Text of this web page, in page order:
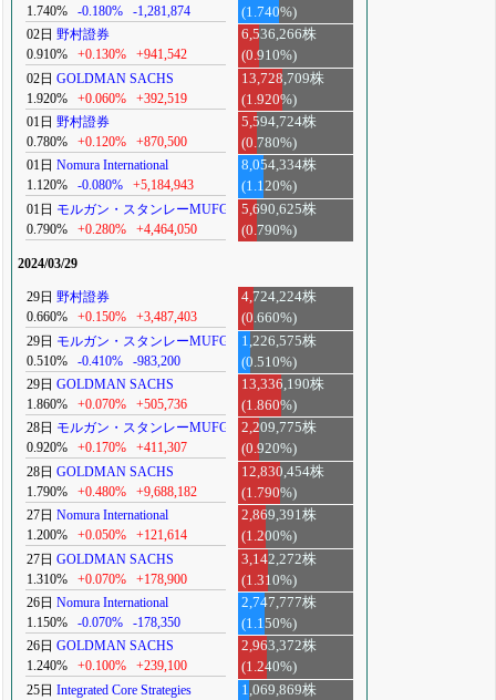
1.740%
-0.180% -1,281,874
(1.740%)
02日 野村證券
0.910%
+0.130% +941,542
6,536,266株
(0.910%)
02日 GOLDMAN SACHS
1.920%
+0.060% +392,519
13,728,709株
(1.920%)
01日 野村證券
0.780%
+0.120% +870,500
5,594,724株
(0.780%)
01日 Nomura International
1.120%
-0.080% +5,184,943
8,054,334株
(1.120%)
01日 モルガン・スタンレーMUFG
0.790%
+0.280% +4,464,050
5,690,625株
(0.790%)
2024/03/29
29日 野村證券
0.660%
+0.150% +3,487,403
4,724,224株
(0.660%)
29日 モルガン・スタンレーMUFG
0.510%
-0.410% -983,200
1,226,575株
(0.510%)
29日 GOLDMAN SACHS
1.860%
+0.070% +505,736
13,336,190株
(1.860%)
28日 モルガン・スタンレーMUFG
0.920%
+0.170% +411,307
2,209,775株
(0.920%)
28日 GOLDMAN SACHS
1.790%
+0.480% +9,688,182
12,830,454株
(1.790%)
27日 Nomura International
1.200%
+0.050% +121,614
2,869,391株
(1.200%)
27日 GOLDMAN SACHS
1.310%
+0.070% +178,900
3,142,272株
(1.310%)
26日 Nomura International
1.150%
-0.070% -178,350
2,747,777株
(1.150%)
26日 GOLDMAN SACHS
1.240%
+0.100% +239,100
2,963,372株
(1.240%)
25日 Integrated Core Strategies
1,069,869株